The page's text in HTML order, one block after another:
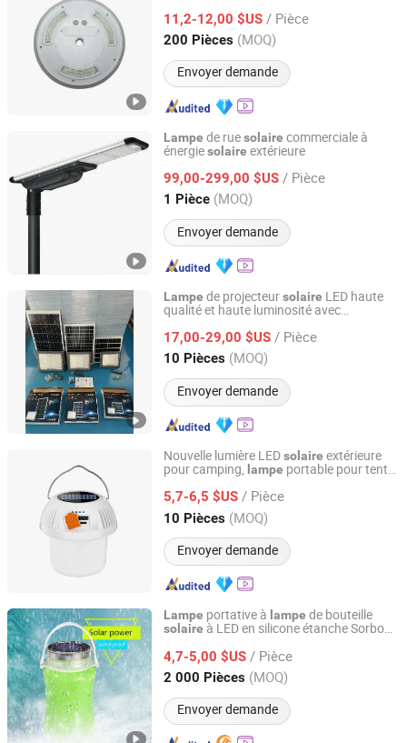
11,2-12,00 $US / Pièce
200 Pièces (MOQ)
Envoyer demande
Zhejiang, China Depuis 2022
Lampe de ruesolaire commerciale à
énergiesolaire extérieure
99,00-299,00 $US / Pièce
1 Pièce (MOQ)
Envoyer demande
Shenzhen BBier Lighting Co., Ltd.
Guangdong, China Depuis 2012
Lampe de projecteursolaire LED haute
qualité et haute luminosité avec
corps en aluminium,lampe
aluminium,
lampede rue
aluminium
17,00-29,00 $US / Pièce
10 Pièces (MOQ)
Envoyer demande
Dongguan Jinsen Craft Technology Co., Ltd.
Guangdong, China Depuis 2020
Nouvelle lumière LEDsolaire extérieure
pour camping, lampe portable pour tente,
chargement USB
5,7-6,5 $US / Pièce
10 Pièces (MOQ)
Envoyer demande
NINGBO CONFIDENCE CAR ACCESSORY LTD.
Zhejiang, China Depuis 2021
Lampe portative à lampe de bouteille
solaire à LED en silicone étanche Sorbo
4,7-5,00 $US / Pièce
2 000 Pièces (MOQ)
Envoyer demande
Zhejiang Sorbo Technology Co., Ltd.
Zhejiang, China Depuis 2018